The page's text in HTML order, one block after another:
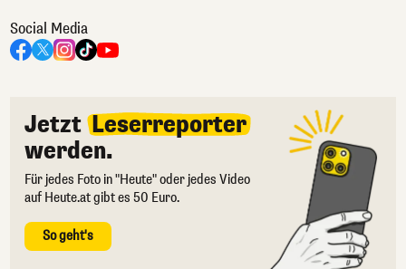
Social Media
Jetzt Leserreporter
werden.
Für jedes Foto in "Heute" oder jedes Video
auf Heute.at gibt es 50 Euro.
So geht's